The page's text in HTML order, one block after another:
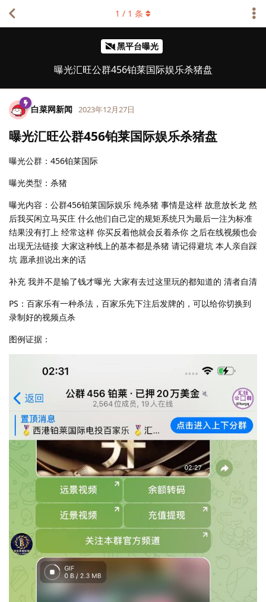
黑平台曝光
曝光汇旺公群456铂莱国际娱乐杀猪盘
1 / 1 条
白菜网新闻 2023年12月27日
曝光汇旺公群456铂莱国际娱乐杀猪盘
曝光公群：456铂莱国际
曝光类型：杀猪
曝光内容：公群456铂莱国际娱乐 纯杀猪 事情是这样 故意放长龙 然
后我买闲立马买庄 什么他们自己定的规矩系统只为最后一注为标准
结果没有打上 经常这样 你买反着他就会反着杀你 之后在线视频也会
出现无法链接 大家这种线上的基本都是杀猪 请记得避坑 本人亲自踩
坑 愿承担说出来的话
补充 我并不是输了钱才曝光 大家有去过这里玩的都知道的 清者自清
PS：百家乐有一种杀法，百家乐先下注后发牌的，可以给你切换到
录制好的视频点杀
图例证据：